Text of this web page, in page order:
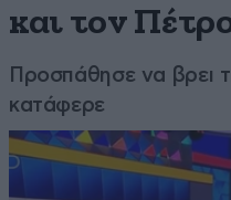
και τον
Προσπάθησε να βρει
κατάφερε